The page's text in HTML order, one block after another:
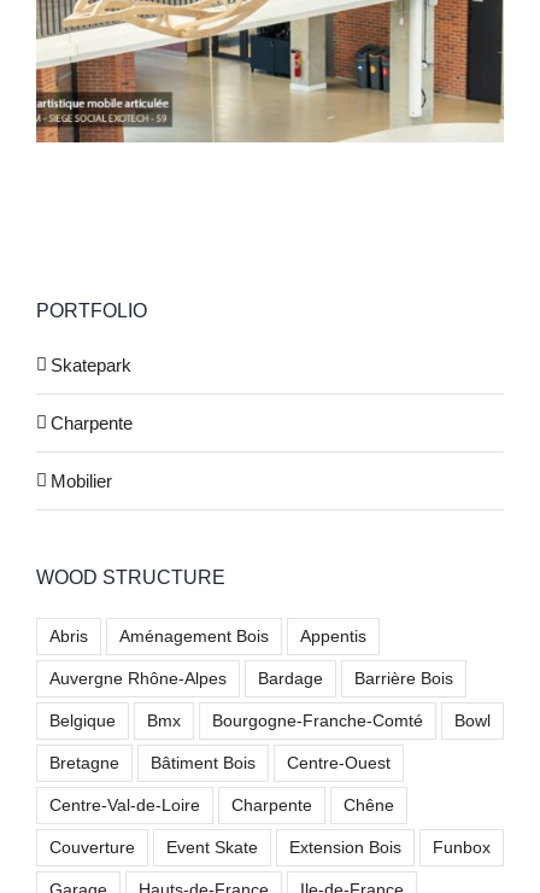
PORTFOLIO
Skatepark
Charpente
Mobilier
WOOD STRUCTURE
Abris Aménagement Bois Appentis
Auvergne Rhône-Alpes Bardage Barrière Bois
Belgique Bmx Bourgogne-Franche-Comté Bowl
Bretagne Bâtiment Bois Centre-Ouest
Centre-Val-de-Loire Charpente Chêne
Couverture Event Skate Extension Bois Funbox